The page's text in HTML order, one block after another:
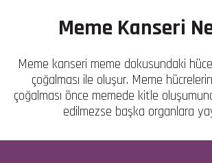
Meme Kanseri
Meme kanseri meme dokusundaki
çoğalması ile oluşur. Meme
çoğalması önce memede kitle
edilmezse başka organlara